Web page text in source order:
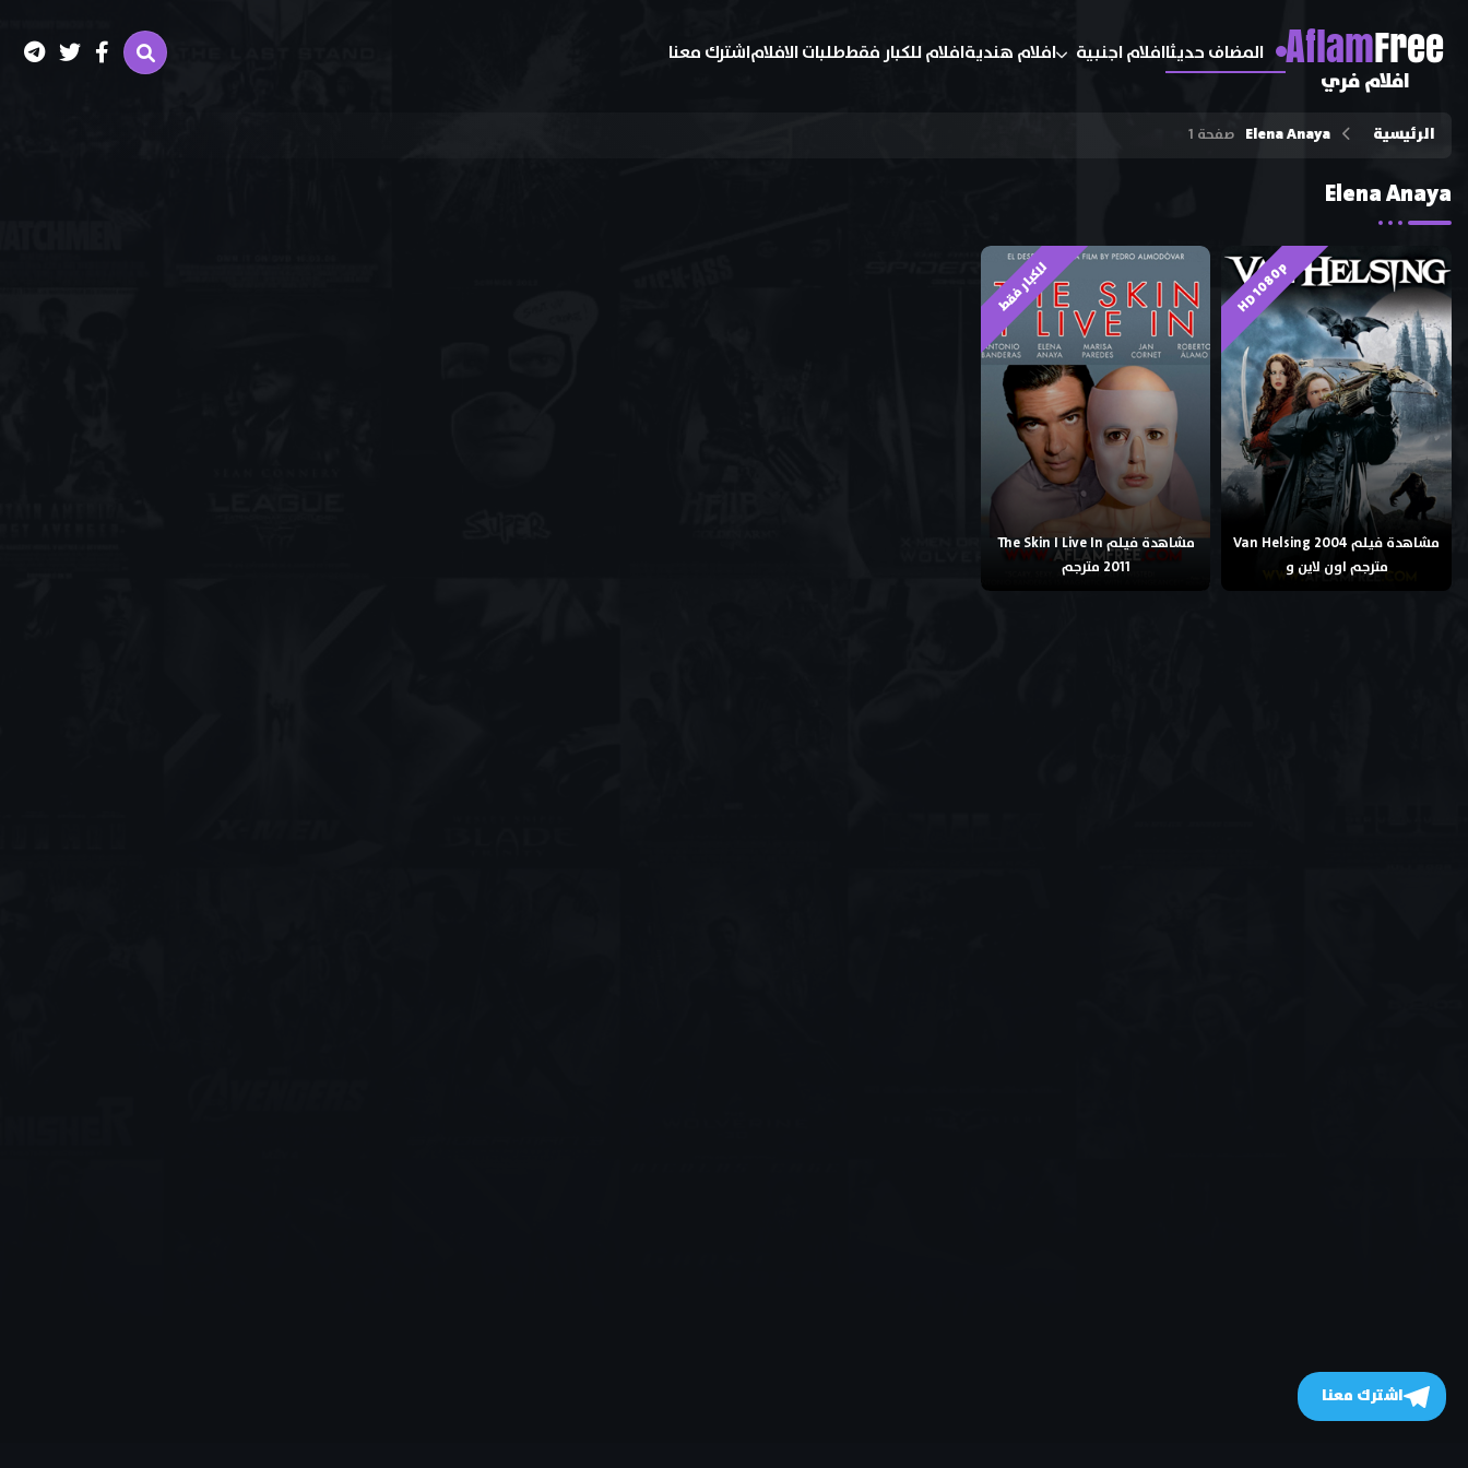
AflamFree
افلام فري
المضاف حديثاافلام اجنبية افلام هنديةافلام للكبار فقططلبات الافلاماشترك معنا
الرئيسية Elena Anaya صفحة 1
Elena Anaya
HD 1080p
مشاهدة فيلم Van Helsing 2004
مترجم اون لاين و
للكبار فقط
مشاهدة فيلم The Skin I Live In
2011 مترجم
اشترك معنا